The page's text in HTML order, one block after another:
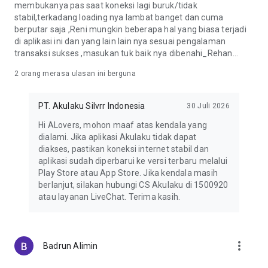
membukanya pas saat koneksi lagi buruk/tidak
stabil,terkadang loading nya lambat banget dan cuma
berputar saja ,Reni mungkin beberapa hal yang biasa terjadi
di aplikasi ini dan yang lain lain nya sesuai pengalaman
transaksi sukses ,masukan tuk baik nya dibenahi_Rehan...
2 orang merasa ulasan ini berguna
PT. Akulaku Silvrr Indonesia 30 Juli 2026
Hi ALovers, mohon maaf atas kendala yang
dialami. Jika aplikasi Akulaku tidak dapat
diakses, pastikan koneksi internet stabil dan
aplikasi sudah diperbarui ke versi terbaru melalui
Play Store atau App Store. Jika kendala masih
berlanjut, silakan hubungi CS Akulaku di 1500920
atau layanan LiveChat. Terima kasih.
Badrun Alimin more_vert